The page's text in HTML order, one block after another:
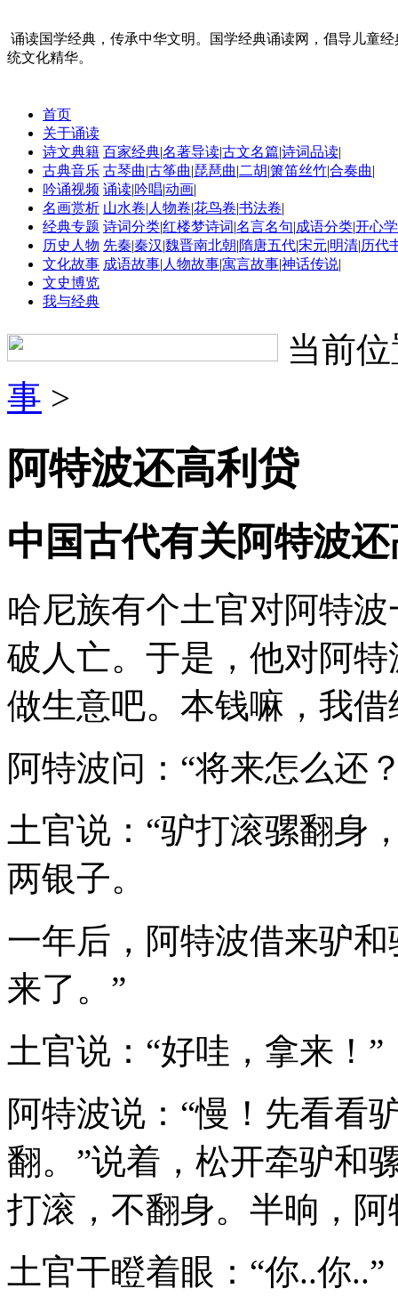
诵读国学经典，传承中华文明。国学经典诵读网，倡导儿童
统文化精华。
首页
关于诵读
诗文典籍 百家经典|名著导读|古文名篇|诗词品读|
古典音乐 古琴曲|古筝曲|琵琶曲|二胡|箫笛丝竹|合奏曲|
吟诵视频 诵读|吟唱|动画|
名画赏析 山水卷| 人物卷|花鸟卷|书法卷|
经典专题 诗词分类|红楼梦诗词|名言名句|成语分类|开心
历史人物 先秦|秦汉|魏晋南北朝|隋唐五代|宋元|明清|历代
文化故事 成语故事| 人物故事|寓言故事|神话传说|
文史博览
我与经典
当前
事 >
阿特波还高利贷
中国古代有关阿特波
哈尼族有个土官对阿特
破人亡。于是，他对阿
做生意吧。本钱嘛，我
阿特波问：“将来怎么还
土官说：“驴打滚骡翻身
两银子。
一年后，阿特波借来驴
来了。”
土官说：“好哇，拿来！”
阿特波说：“慢！先看看
翻。”说着，松开牵驴和
打滚，不翻身。半晌，
土官干瞪着眼：“你..你..”